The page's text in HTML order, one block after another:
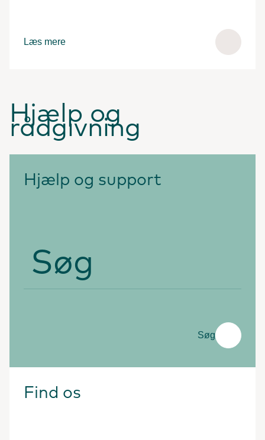
Læs mere
Hjælp og
rådgivning
Hjælp og support
Søg
Søg
Find os